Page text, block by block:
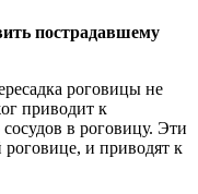
пострадавшему
роговицы не
приводит к
в роговицу. Эти
и приводят к